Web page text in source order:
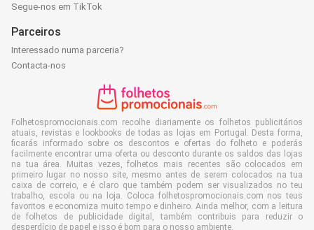
Segue-nos em TikTok
Parceiros
Interessado numa parceria?
Contacta-nos
Folhetospromocionais.com recolhe diariamente os folhetos publicitários
atuais, revistas e lookbooks de todas as lojas em Portugal. Desta forma,
ficarás informado sobre os descontos e ofertas do folheto e poderás
facilmente encontrar uma oferta ou desconto durante os saldos das lojas
na tua área. Muitas vezes, folhetos mais recentes são colocados em
primeiro lugar no nosso site, mesmo antes de serem colocados na tua
caixa de correio, e é claro que também podem ser visualizados no teu
trabalho, escola ou na loja. Coloca folhetospromocionais.com nos teus
favoritos e economiza muito tempo e dinheiro. Ainda melhor, com a leitura
de folhetos de publicidade digital, também contribuis para reduzir o
desperdício de papel e isso é bom para o nosso ambiente.